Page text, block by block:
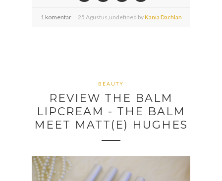
1 komentar 25 Agustus,undefined byKania Dachlan
BEAUTY
REVIEW THE BALM
LIPCREAM - THE BALM
MEET MATT(E) HUGHES